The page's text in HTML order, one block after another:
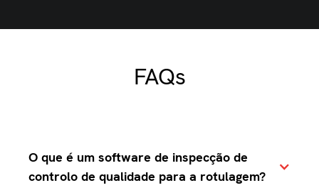
FAQs
O que é um software de inspecção de
controlo de qualidade para a rotulagem?